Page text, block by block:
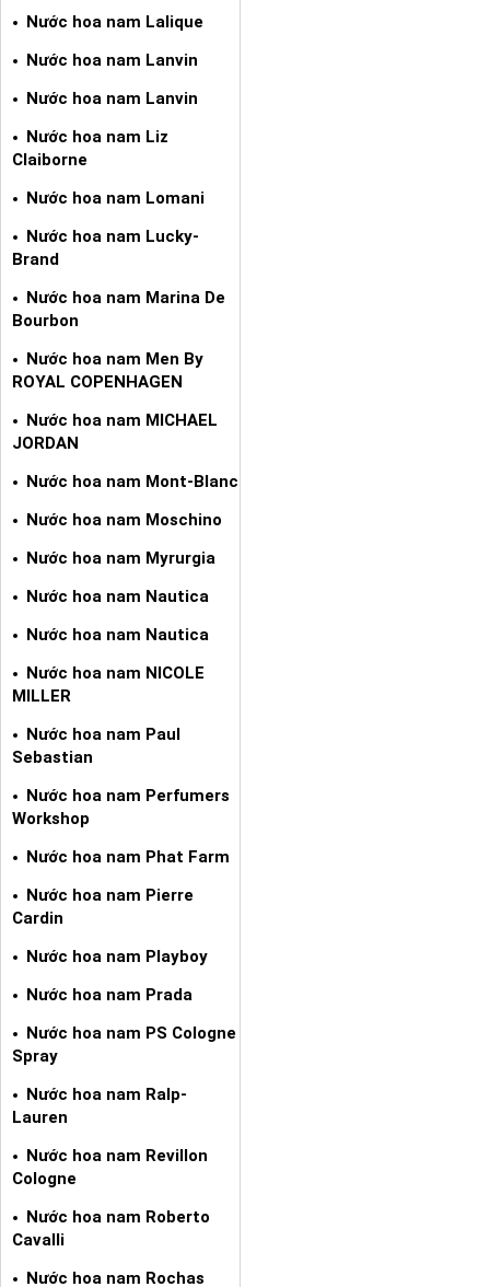
Nước hoa nam Lalique
Nước hoa nam Lanvin
Nước hoa nam Lanvin
Nước hoa nam Liz
Claiborne
Nước hoa nam Lomani
Nước hoa nam Lucky-
Brand
Nước hoa nam Marina De
Bourbon
Nước hoa nam Men By
ROYAL COPENHAGEN
Nước hoa nam MICHAEL
JORDAN
Nước hoa nam Mont-Blanc
Nước hoa nam Moschino
Nước hoa nam Myrurgia
Nước hoa nam Nautica
Nước hoa nam Nautica
Nước hoa nam NICOLE
MILLER
Nước hoa nam Paul
Sebastian
Nước hoa nam Perfumers
Workshop
Nước hoa nam Phat Farm
Nước hoa nam Pierre
Cardin
Nước hoa nam Playboy
Nước hoa nam Prada
Nước hoa nam PS Cologne
Spray
Nước hoa nam Ralp-
Lauren
Nước hoa nam Revillon
Cologne
Nước hoa nam Roberto
Cavalli
Nước hoa nam Rochas